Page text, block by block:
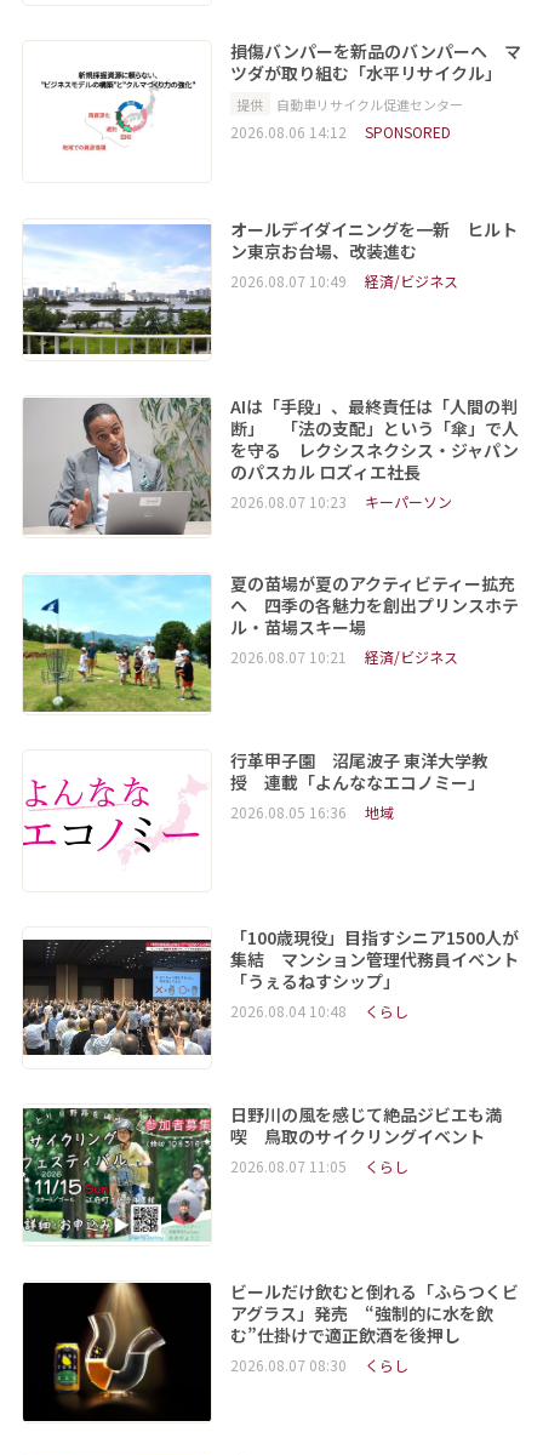
損傷バンパーを新品のバンパーへ マ
ツダが取り組む「水平リサイクル」
提供 自動車リサイクル促進センター
2026.08.06 14:12 SPONSORED
オールデイダイニングを一新 ヒルト
ン東京お台場、改装進む
2026.08.07 10:49 経済/ビジネス
AIは「手段」、最終責任は「人間の判
断」 「法の支配」という「傘」で人
を守る レクシスネクシス・ジャパン
のパスカル ロズィエ社長
2026.08.07 10:23 キーパーソン
夏の苗場が夏のアクティビティー拡充
へ 四季の各魅力を創出プリンスホテ
ル・苗場スキー場
2026.08.07 10:21 経済/ビジネス
行革甲子園 沼尾波子 東洋大学教
授 連載「よんななエコノミー」
2026.08.05 16:36 地域
「100歳現役」目指すシニア1500人が
集結 マンション管理代務員イベント
「うぇるねすシップ」
2026.08.04 10:48 くらし
日野川の風を感じて絶品ジビエも満
喫 鳥取のサイクリングイベント
2026.08.07 11:05 くらし
ビールだけ飲むと倒れる「ふらつくビ
アグラス」発売 “強制的に水を飲
む”仕掛けで適正飲酒を後押し
2026.08.07 08:30 くらし